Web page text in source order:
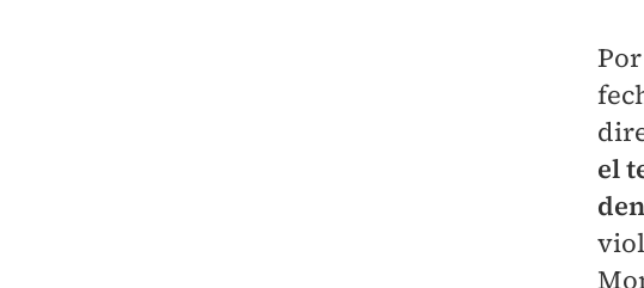
el